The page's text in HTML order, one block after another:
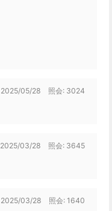
2025/05/28 照会: 3024
2025/03/28 照会: 3645
2025/03/28 照会: 1640